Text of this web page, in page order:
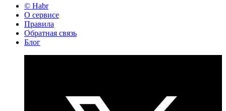
© Habr
О сервисе
Правила
Обратная связь
Блог